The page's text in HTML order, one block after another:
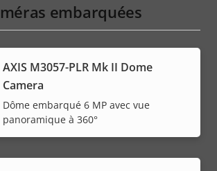
embarquées
AXIS M3057-PLR Mk II Dome
Camera
Dôme embarqué 6 MP avec vue
panoramique à 360°